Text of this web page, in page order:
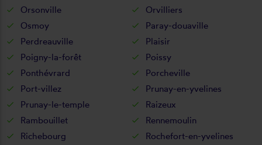
Orsonville
Orvilliers
Osmoy
Paray-douaville
Perdreauville
Plaisir
Poigny-la-forêt
Poissy
Ponthévrard
Porcheville
Port-villez
Prunay-en-yvelines
Prunay-le-temple
Raizeux
Rambouillet
Rennemoulin
Richebourg
Rochefort-en-yvelines